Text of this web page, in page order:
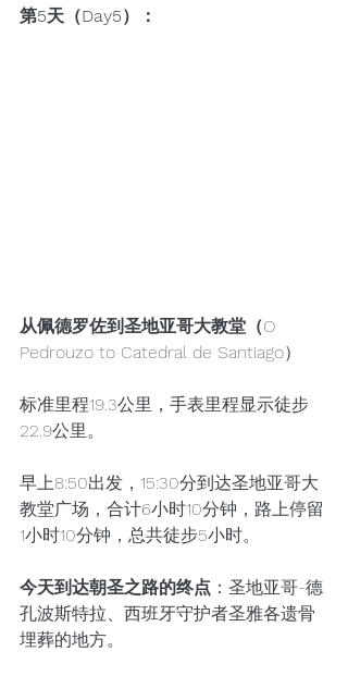
第5天（Day5）：
从佩德罗佐到圣地亚哥大教堂（O
Pedrouzo to Catedral de Santiago）
标准里程19.3公里，手表里程显示徒步
22.9公里。
早上8:50出发，15:30分到达圣地亚哥大
教堂广场，合计6小时10分钟，路上停留
1小时10分钟，总共徒步5小时。
今天到达朝圣之路的终点 ：圣地亚哥-德
孔波斯特拉、西班牙守护者圣雅各遗骨
埋葬的地方。